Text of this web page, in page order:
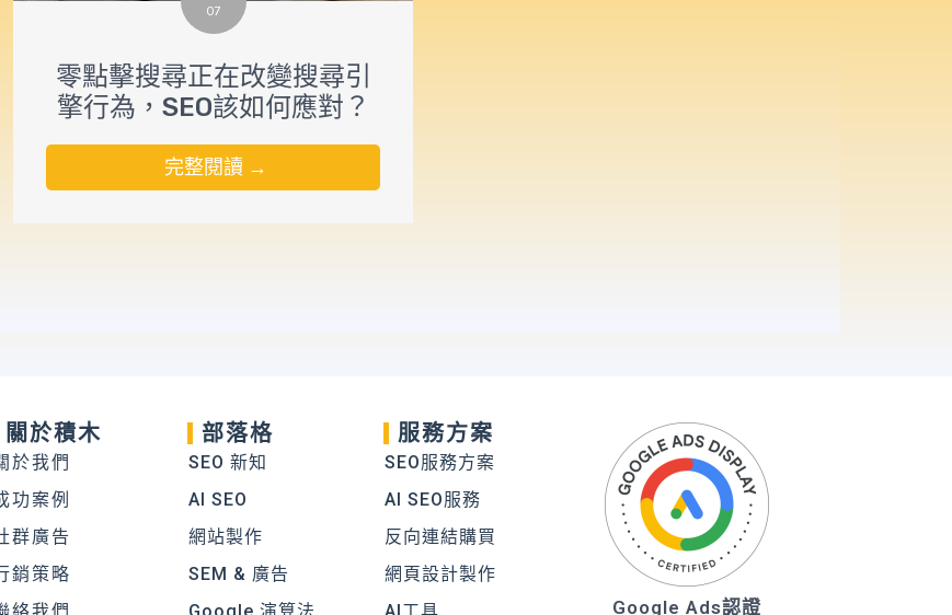
07
零點擊搜尋正在改變搜尋引
擎行為，SEO該如何應對？
完整閱讀 →
關於積木
於我們
功案例
群廣告
銷策略
部落格
SEO 新知
AI SEO
網站製作
SEM & 廣告
服務方案
SEO服務方案
AI SEO服務
反向連結購買
網頁設計製作
Google Ads認證